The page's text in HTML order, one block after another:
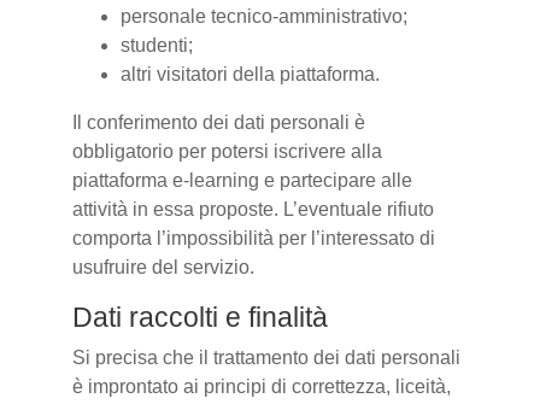
personale tecnico-amministrativo;
studenti;
altri visitatori della piattaforma.
Il conferimento dei dati personali è
obbligatorio per potersi iscrivere alla
piattaforma e-learning e partecipare alle
attività in essa proposte. L’eventuale rifiuto
comporta l’impossibilità per l’interessato di
usufruire del servizio.
Dati raccolti e finalità
Si precisa che il trattamento dei dati personali
è improntato ai principi di correttezza, liceità,